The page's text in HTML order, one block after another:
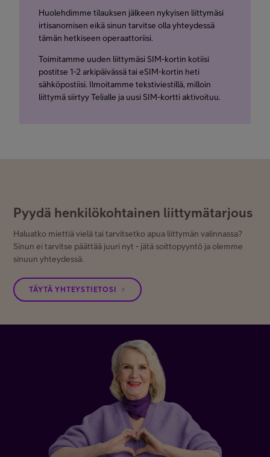
Huolehdimme tilauksen jälkeen nykyisen liittymäsi
irtisanomisen eikä sinun tarvitse olla yhteydessä
tämän hetkiseen operaattoriisi.
Toimitamme uuden liittymäsi SIM-kortin kotiisi
postitse 1-2 arkipäivässä tai eSIM-kortin heti
sähköpostiisi. Ilmoitamme tekstiviestillä, milloin
liittymä siirtyy Telialle ja uusi SIM-kortti aktivoituu.
Pyydä henkilökohtainen liittymätarjous
Haluatko miettiä vielä tai tarvitsetko apua liittymän valinnassa?
Sinun ei tarvitse päättää juuri nyt - jätä soittopyyntö ja olemme
sinuun yhteydessä.
TÄYTÄ YHTEYSTIETOSI